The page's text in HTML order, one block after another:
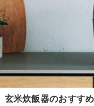
玄米炊飯器のおすす